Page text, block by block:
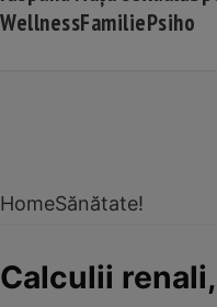
WellnessFamiliePsiho
HomeSănătate!
Calculii